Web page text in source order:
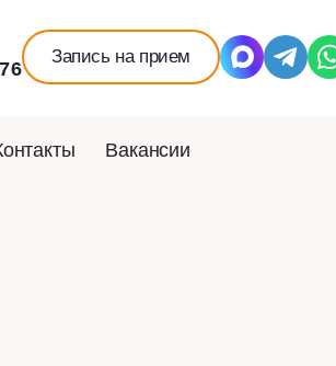
Запись на прием
Вакансии